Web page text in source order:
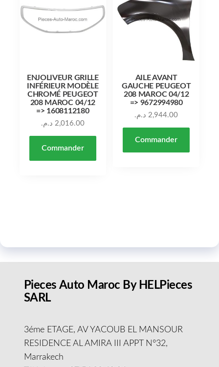
ENJOLIVEUR GRILLE
INFÉRIEUR MODÈLE
CHROMÉ PEUGEOT
208 MAROC 04/12
=> 1608112180
2,016.00 د.م.
Commander
AILE AVANT
GAUCHE PEUGEOT
208 MAROC 04/12
=> 9672994980
2,944.00 د.م.
Commander
Pieces Auto Maroc By HELPieces
SARL
3éme ETAGE, AV YACOUB EL MANSOUR
RESIDENCE AL AMIRA III APPT N°32,
Marrakech